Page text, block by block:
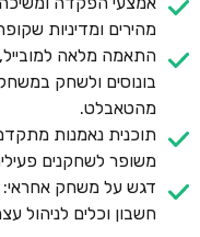
מהירים ומדיניות
התאמה מלאה
בונוסים ולשחק
מהטאבלט.
תוכנית נאמנות
משופר לשחקנים
דגש על משחק
חשבון וכלים לניהול